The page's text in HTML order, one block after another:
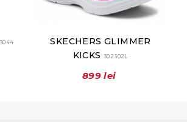
SKECHERS GLIMMER
KICKS 302302L
899 lei